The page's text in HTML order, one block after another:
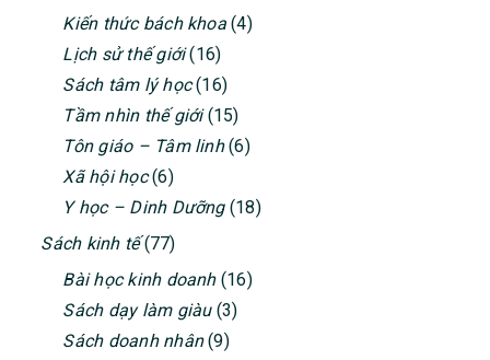
SIDEBAR
Kiến thức bách khoa(4)
Lịch sử thế giới(16)
Sách tâm lý học(16)
Tầm nhìn thế giới(15)
Tôn giáo – Tâm linh(6)
Xã hội học(6)
Y học – Dinh Dưỡng(18)
Sách kinh tế(77)
Bài học kinh doanh(16)
Sách dạy làm giàu(3)
Sách doanh nhân(9)